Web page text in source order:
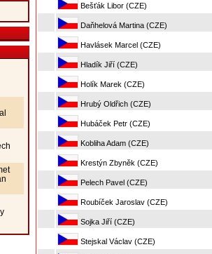
Bešťák Libor (CZE)
Daňhelová Martina (CZE)
Havlásek Marcel (CZE)
Hladík Jiří (CZE)
Holík Marek (CZE)
Hrubý Oldřich (CZE)
Hubáček Petr (CZE)
Kobliha Adam (CZE)
Krestýn Zbyněk (CZE)
Pelech Pavel (CZE)
Roubíček Jaroslav (CZE)
Sojka Jiří (CZE)
Stejskal Václav (CZE)